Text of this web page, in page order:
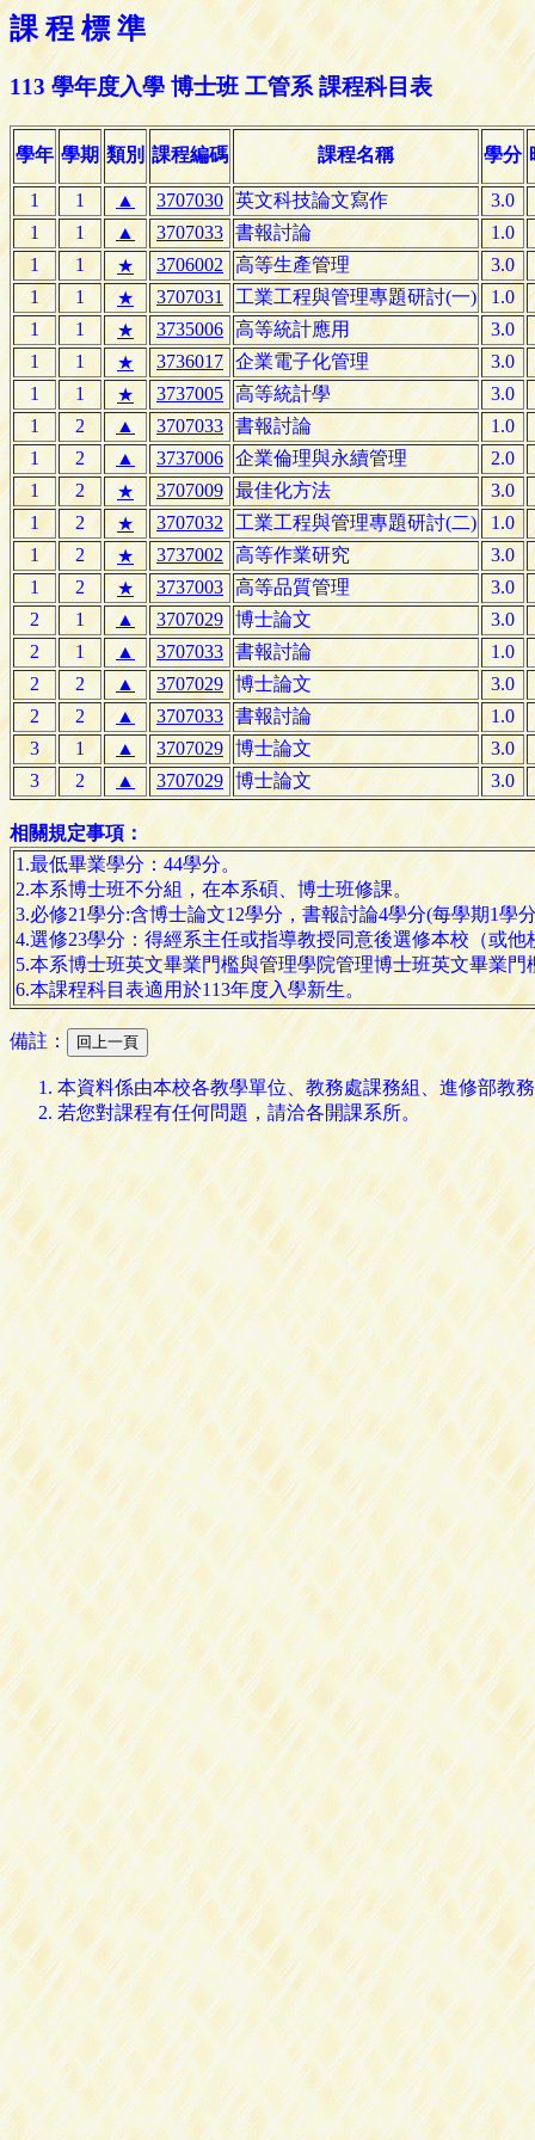
課 程 標 準
113 學年度入學 博士班 工管系 課程科目表
學年 學期 類別 課程編碼 課程名稱 學分
1 1 ▲ 3707030 英文科技論文寫作
3.0
1
1 ▲ 3707033 書報討論
1.0
1
1 ★ 3706002 高等生產管理
3.0
1
1 ★ 3707031 工業工程與管理專題研討(一)
1.0
1
1 ★ 3735006 高等統計應用
3.0
1
1 ★ 3736017 企業電子化管理
3.0
1
1 ★ 3737005 高等統計學
3.0
1
2 ▲ 3707033 書報討論
1.0
1
2 ▲ 3737006 企業倫理與永續管理
2.0
1
2 ★ 3707009 最佳化方法
3.0
1
2 ★ 3707032 工業工程與管理專題研討(二)
1.0
1
2 ★ 3737002 高等作業研究
3.0
1
2 ★ 3737003 高等品質管理
3.0
2
1 ▲ 3707029 博士論文
3.0
2
1 ▲ 3707033 書報討論
1.0
2
2 ▲ 3707029 博士論文
3.0
2
2 ▲ 3707033 書報討論
1.0
3
1 ▲ 3707029 博士論文
3.0
3
2 ▲ 3707029 博士論文 3.0
相關規定事項：
1.最低畢業學分：44學分。
2.本系博士班不分組，在本系碩、博士班修課。
3.必修21學分:含博士論文12學分，書報討論4學分(每學期1
4.選修23學分：得經系主任或指導教授同意後選修本校（或
5.本系博士班英文畢業門檻與管理學院管理博士班英文畢業門
6.本課程科目表適用於113年度入學新生。
備註：
本資料係由本校各教學單位、教務處課務組、進修部教
若您對課程有任何問題，請洽各開課系所。